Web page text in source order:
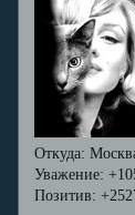
Откуда:
Уважение:
Позитив: